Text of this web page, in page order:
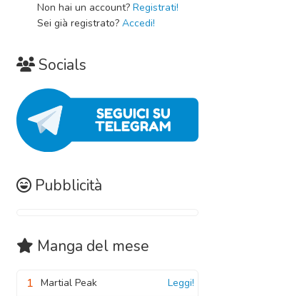
Non hai un account? Registrati!
Sei già registrato? Accedi!
Socials
Pubblicità
Manga del mese
1 Martial Peak Leggi!